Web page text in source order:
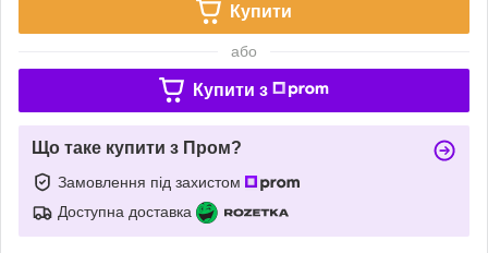
Купити
або
Купити з
Що таке купити з Пром?
Замовлення під захистом
Доступна доставка